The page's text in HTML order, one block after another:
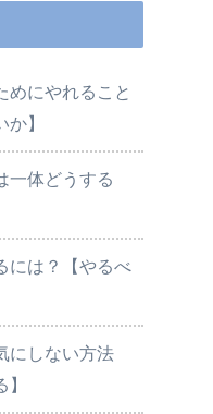
めにやれること
】
一体どうする
には？【やるべ
にしない方法